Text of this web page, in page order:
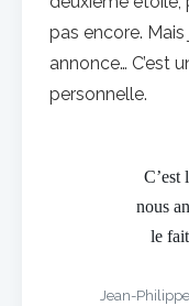
pas encore.
annonce… C’est
personnelle.
C’est
nous
le
Jean-